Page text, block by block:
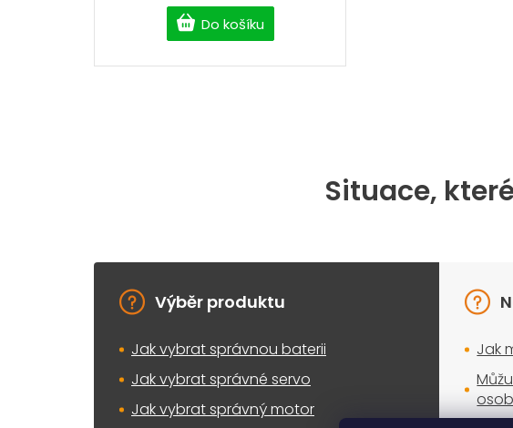
Do košíku
Situace,
Výběr produktu
Jak vybrat správnou baterii
Jak vybrat správné servo
Jak vybrat správný motor
Jak